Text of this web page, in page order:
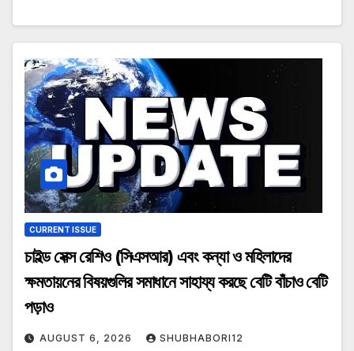
CURRENT ISSUE
চাইল্ড সেক্স রেশিও (সিএসআর) এবং কন্যা ও মহিলাদের
ক্ষমতায়নের বিষয়গুলির সমাধানে সাহায্য করছে বেটি বাঁচাও বেটি
পড়াও
AUGUST 6, 2026 SHUBHABORI12